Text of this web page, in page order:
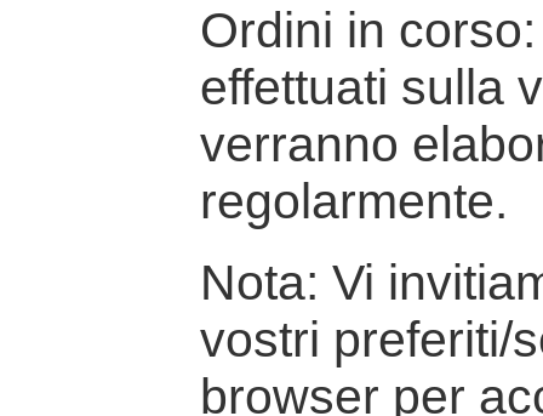
Ordini in
effettuati sulla
verranno
regolarmente.
Nota: Vi
vostri preferiti/
browser per